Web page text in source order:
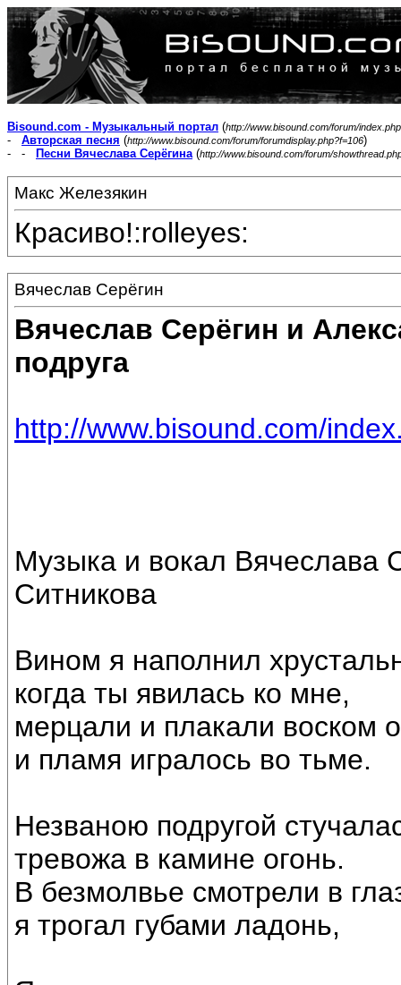
Bisound.com - Музыкальный портал (http://www.bisound.com/forum/index.php
- Авторская песня (http://www.bisound.com/forum/forumdisplay.php?f=106)
- -
Песни Вячеслава Серёгина(http://www.bisound.com/forum/
Макс Железякин
Красиво!:rolleyes:
Вячеслав Серёгин
Вячеслав Серёгин и
подруга
http://www.bisound.com/
Музыка и вокал Вячеслава
Ситникова
Вином я наполнил
когда ты явилась ко мне,
мерцали и плакали воском
и пламя игралось во тьме.
Незваною подругой
тревожа в камине огонь.
В безмолвье смотрели в
я трогал губами ладонь,